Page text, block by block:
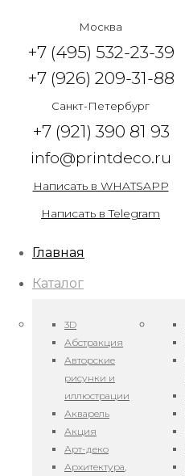
Москва
+7 (495) 532-23-39
+7 (926) 209-31-88
Санкт-Петербург
+7 (921) 390 81 93
info@printdeco.ru
Написать в WHATSAPP
Написать в Telegram
Главная
Каталог
3D
Абстракция
Авторские
рисунки и
иллюстрации
Акварель
Акция
Арт-деко
Архитектура,